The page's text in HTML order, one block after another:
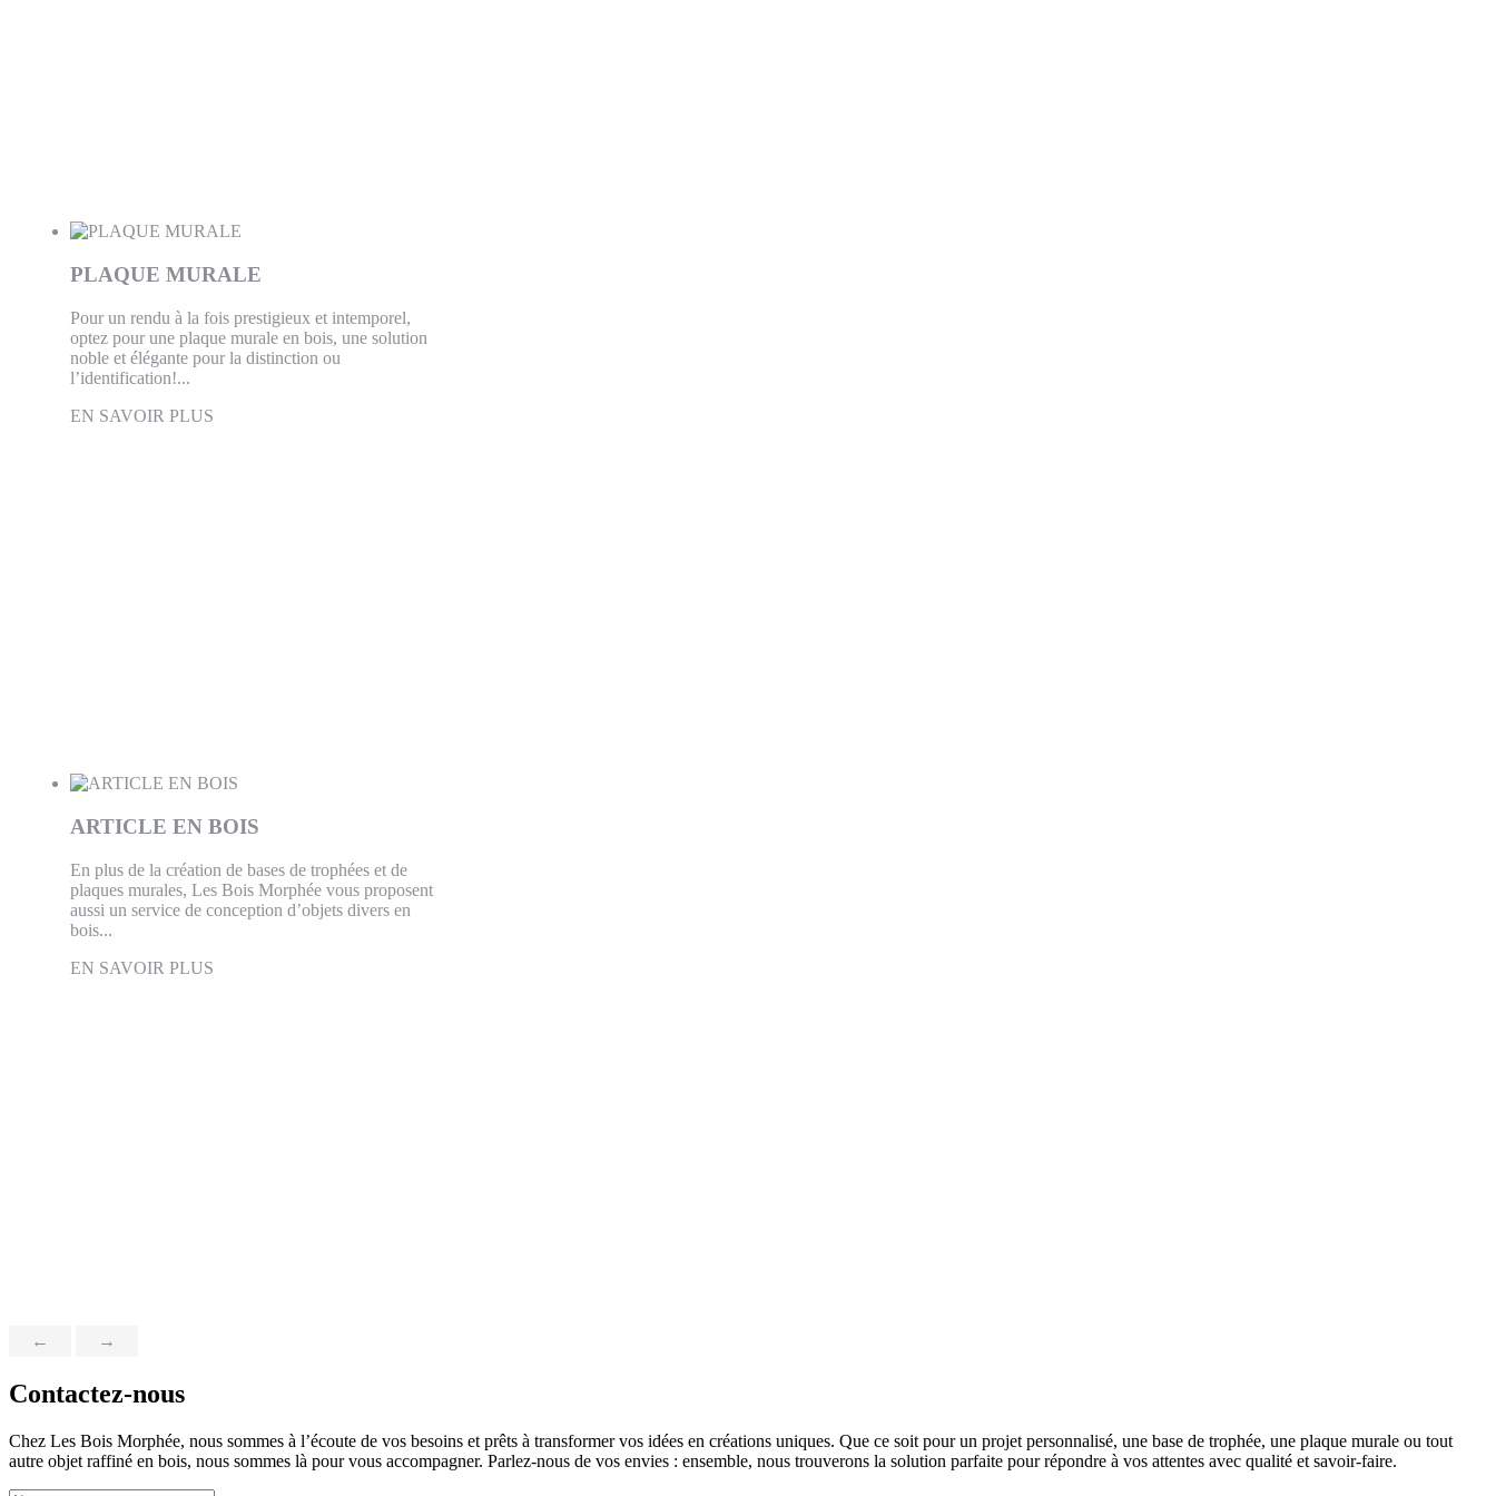
PLAQUE MURALE
Pour un rendu à la fois prestigieux et intemporel,
optez pour une plaque murale en bois, une solution
noble et élégante pour la distinction ou
l’identification!...
EN SAVOIR PLUS
ARTICLE EN BOIS
En plus de la création de bases de trophées et de
plaques murales, Les Bois Morphée vous proposent
aussi un service de conception d’objets divers en
bois...
EN SAVOIR PLUS
← →
Contactez-nous
Chez Les Bois Morphée, nous sommes à l’écoute de vos besoins et prêts à transformer vos idées en créations uniques. Que ce soit pour un projet personnalisé, une base de trophée, une plaque murale ou tout
autre objet raffiné en bois, nous sommes là pour vous accompagner. Parlez-nous de vos envies : ensemble, nous trouverons la solution parfaite pour répondre à vos attentes avec qualité et savoir-faire.